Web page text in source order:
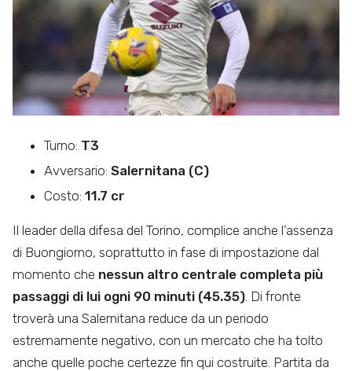
Turno: T3
Avversario: Salernitana (C)
Costo: 11.7 cr
Il leader della difesa del Torino, complice anche l’assenza
di Buongiorno, soprattutto in fase di impostazione dal
momento che nessun altro centrale completa più
passaggi di lui ogni 90 minuti (45.35) . Di fronte
troverà una Salernitana reduce da un periodo
estremamente negativo, con un mercato che ha tolto
anche quelle poche certezze fin qui costruite. Partita da